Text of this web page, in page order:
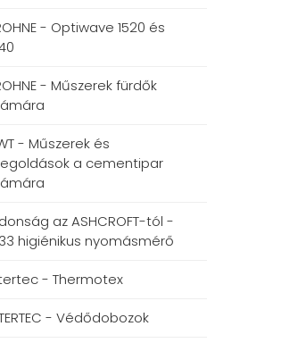
- Optiwave 1520 és
- Műszerek fürdők
- Műszerek és
a cementipar
az ASHCROFT-tól -
higiénikus nyomásmérő
- Thermotex
- Védődobozok